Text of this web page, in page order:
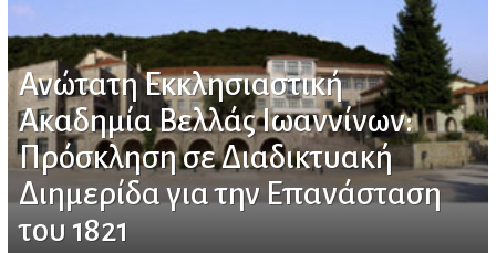
Ανώτατη Εκκλησιαστική
Ακαδημία Βελλάς Ιωαννίνων:
Πρόσκληση σε Διαδικτυακή
Διημερίδα για την Επανάσταση
του 1821